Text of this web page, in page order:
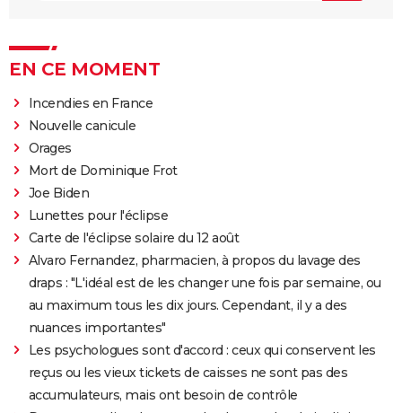
EN CE MOMENT
Incendies en France
Nouvelle canicule
Orages
Mort de Dominique Frot
Joe Biden
Lunettes pour l'éclipse
Carte de l'éclipse solaire du 12 août
Alvaro Fernandez, pharmacien, à propos du lavage des
draps : "L'idéal est de les changer une fois par semaine, ou
au maximum tous les dix jours. Cependant, il y a des
nuances importantes"
Les psychologues sont d'accord : ceux qui conservent les
reçus ou les vieux tickets de caisses ne sont pas des
accumulateurs, mais ont besoin de contrôle